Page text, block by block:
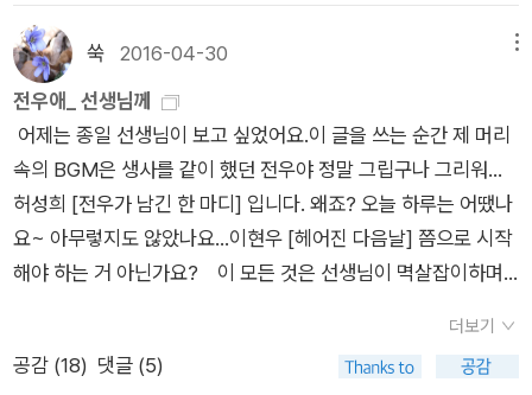
어나는 법이 없다. 역설이다. 그리고 그것이 현실이 더 소설 같고,
이미 끊겼을 시간이었다. 시외에서 넘어오는 좌석 버스가 있긴 한
데, 배차 간격이 길었다. 버스 정류장에 가보니 추운 날씨에 오래
기다려야 했다. 차라리 걸어가는 게 낫겠다 싶었다. 배가 고프기
도 했는데, 이미 식당은 대부분 문을 닫았고, 술집들은 사람들로
꽉 차있었다. 사무실 근처 편의점에서 컵라면을 사서 먹어야지 맘
먹었다. 일단 사무실까지 걸어가겠다 맘 먹고 걷기 시작했다.얼마
전에 산 헤드폰이 없었다면 걷겠다고 마음 먹지 않고, 그냥 택시
를 잡았을 것이다. 살을 에이는 바람으로부터 귀를 따뜻하게 감싸
거리도 걸을만하다 여겼다. 폰에 노래가 많지만, 최근 만들어 놓
은 플레이리스트에는 유독 슬픈 노래가 많았다. 겨울이라 유난히
담을 버려야 한다. 즉 잘 써야 한다는 부담은 버리돼, 무조건 써야
한다. 그게 진리다. 1일 1페이지 정도는 누구나 부담없이 쓸 수 있
지 않은가? 그래서 글을 쓰겠다는 사람에게 일기 쓰기는 권장사
항인 것도 사실이다. 요즘엔 블로그나 SNS 활동들을 많이 하기
도 하니 거기에 자신의 하루를 쓰고 피드백을 받는 것도 좋은 방
법이지 않을까? 그리고 요즘 시중에 글쓰기에 관한 좋은 책들이
많이 나와있다. 어떤 책이 나와 있는지를 알아보고 그중 좋은 책
을 골라 읽어보는 것도 좋을 것이다. 그런데 여기엔 좀 경계해야
할 사항이 있기는 하다. 그런 책을 사 보는 것은 좋긴 하지만 깊이
빠지지는 말라는 것이다. 만일 자신이 앞으로 글쓰기 강사가 되겠
다고 한다면 물론 이쪽의 책을 할 수만 있으면 많이 구해 보는 것
쑥 2016-04-30
전우애_ 선생님께
어제는 종일 선생님이 보고 싶었어요.이 글을 쓰는 순간 제 머리
속의 BGM은 생사를 같이 했던 전우야 정말 그립구나 그리워...
허성희 [전우가 남긴 한 마디] 입니다. 왜죠? 오늘 하루는 어땠나
요~ 아무렇지도 않았나요...이현우 [헤어진 다음날] 쯤으로 시작
해야 하는 거 아닌가요? 이 모든 것은 선생님이 멱살잡이하며
에 저는 좀 '시'와 '거리'를 두게 되었어요. 사랑한다고 덤벼들듯이
다가가던 저는 어제에 두고. 오늘로 건너왔습니다. '시'를 좀 저만
더보기
공감 (18) 댓글 (5)